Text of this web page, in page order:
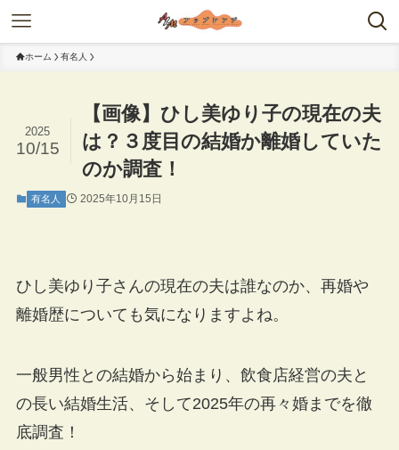
ホーム 有名人
【画像】ひし美ゆり子の現在の夫
は？３度目の結婚か離婚していた
のか調査！
2025
10/15
有名人 2025年10月15日
ひし美ゆり子さんの現在の夫は誰なのか、再婚や
離婚歴についても気になりますよね。
一般男性との結婚から始まり、飲食店経営の夫と
の長い結婚生活、そして2025年の再々婚までを徹
底調査！